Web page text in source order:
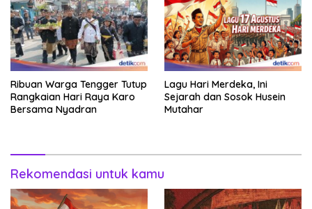
Ribuan Warga Tengger Tutup
Rangkaian Hari Raya Karo
Bersama Nyadran
Lagu Hari Merdeka, Ini
Sejarah dan Sosok Husein
Mutahar
Rekomendasi untuk kamu